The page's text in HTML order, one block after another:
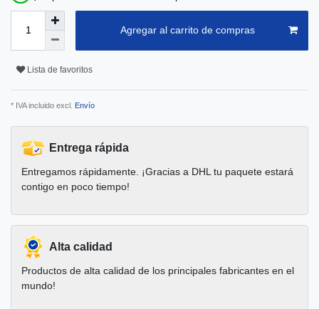
Agregar al carrito de compras
Lista de favoritos
* IVA incluido excl. Envío
Entrega rápida
Entregamos rápidamente. ¡Gracias a DHL tu paquete estará
contigo en poco tiempo!
Alta calidad
Productos de alta calidad de los principales fabricantes en el
mundo!